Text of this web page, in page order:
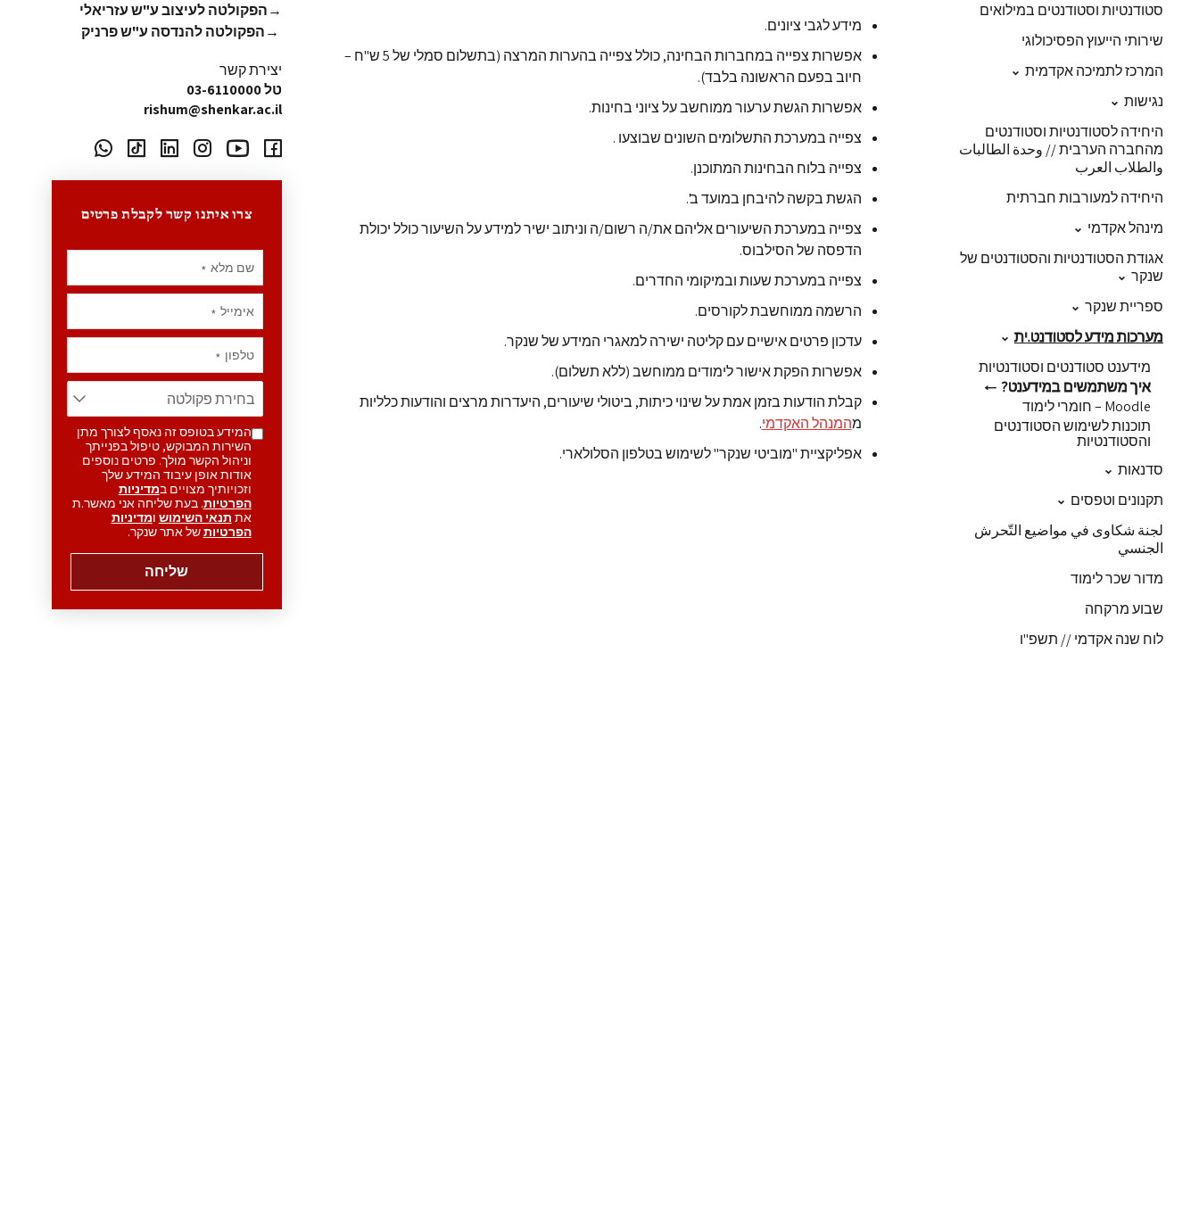
סטודנטיות וסטודנטים במילואים
שירותי הייעוץ הפסיכולוגי
המרכז לתמיכה אקדמית
נגישות
היחידה לסטודנטיות וסטודנטים
מהחברה הערבית // وحدة الطالبات
والطلاب العرب
היחידה למעורבות חברתית
מינהל אקדמי
אגודת הסטודנטיות והסטודנטים של
שנקר
ספריית שנקר
מערכות מידע לסטודנט.ית
מידענט סטודנטים וסטודנטיות
איך משתמשים במידענט?
Moodle – חומרי לימוד
תוכנות לשימוש הסטודנטים
והסטודנטיות
סדנאות
תקנונים וטפסים
لجنة شكاوى في مواضيع التّحرش
الجنسي
מדור שכר לימוד
שבוע מרקחה
לוח שנה אקדמי // תשפ"ו
מידע לגבי ציונים.
אפשרות צפייה במחברות הבחינה, כולל צפייה בהערות המרצה (בתשלום סמלי של 5 ש"ח –
חיוב בפעם הראשונה בלבד).
אפשרות הגשת ערעור ממוחשב על ציוני בחינות.
צפייה במערכת התשלומים השונים שבוצעו .
צפייה בלוח הבחינות המתוכנן.
הגשת בקשה להיבחן במועד ב'.
צפייה במערכת השיעורים אליהם את/ה רשום/ה וניתוב ישיר למידע על השיעור כולל יכולת
הדפסה של הסילבוס.
צפייה במערכת שעות ובמיקומי החדרים.
הרשמה ממוחשבת לקורסים.
עדכון פרטים אישיים עם קליטה ישירה למאגרי המידע של שנקר.
אפשרות הפקת אישור לימודים ממוחשב (ללא תשלום).
קבלת הודעות בזמן אמת על שינוי כיתות, ביטולי שיעורים, היעדרות מרצים והודעות כלליות
מהמנהל האקדמי.
אפליקציית "מוביטי שנקר" לשימוש בטלפון הסלולארי.
→הפקולטה לעיצוב ע"ש עזריאלי
→הפקולטה להנדסה ע"ש פרניק
יצירת קשר
טל 03-6110000
rishum@shenkar.ac.il
צרו איתנו קשר לקבלת פרטים
שם מלא *
אימייל *
טלפון *
המידע בטופס זה נאסף לצורך מתן
השירות המבוקש, טיפול בפנייתך
וניהול הקשר מולך. פרטים נוספים
אודות אופן עיבוד המידע שלך
וזכויותיך מצויים במדיניות
הפרטיות. בעת שליחה אני מאשר.ת
את תנאי השימוש ומדיניות
הפרטיותשל אתר שנקר.
שליחה